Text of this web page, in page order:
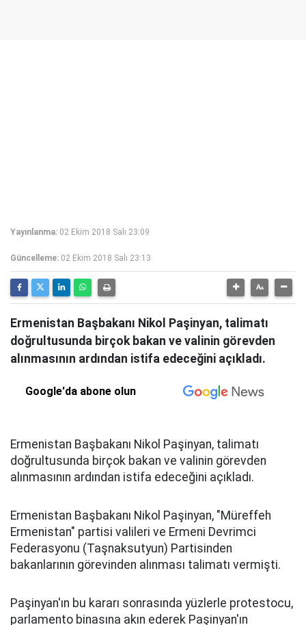
Yayınlanma: 02 Ekim 2018 Salı 23:09
Güncelleme: 02 Ekim 2018 Salı 23:13
Ermenistan Başbakanı Nikol Paşinyan, talimatı
doğrultusunda birçok bakan ve valinin görevden
alınmasının ardından istifa edeceğini açıkladı.
Google'da abone olun
Ermenistan Başbakanı Nikol Paşinyan, talimatı
doğrultusunda birçok bakan ve valinin görevden
alınmasının ardından istifa edeceğini açıkladı.
Ermenistan Başbakanı Nikol Paşinyan, "Müreffeh
Ermenistan" partisi valileri ve Ermeni Devrimci
Federasyonu (Taşnaksutyun) Partisinden
bakanlarının görevinden alınması talimatı vermişti.
Paşinyan'ın bu kararı sonrasında yüzlerle protestocu,
parlamento binasına akın ederek Paşinyan'ın